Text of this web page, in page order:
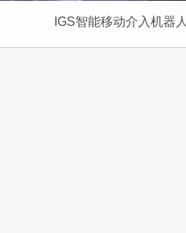
IGS智能移动介入机器人